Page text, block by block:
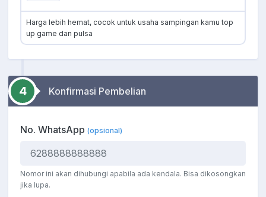
Harga lebih hemat, cocok untuk usaha sampingan kamu top
up game dan pulsa
4 Konfirmasi Pembelian
No. WhatsApp (opsional)
Nomor ini akan dihubungi apabila ada kendala. Bisa dikosongkan
jika lupa.